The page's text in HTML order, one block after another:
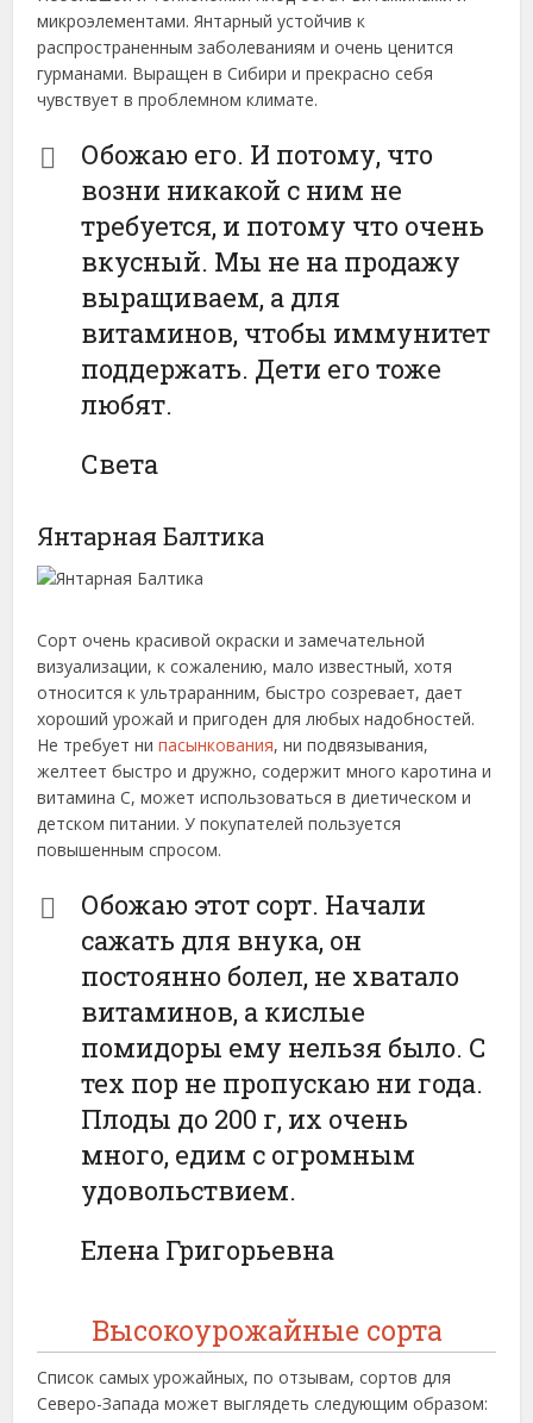
микроэлементами. Янтарный устойчив к
распространенным заболеваниям и очень ценится
гурманами. Выращен в Сибири и прекрасно себя
чувствует в проблемном климате.
Обожаю его. И потому, что
возни никакой с ним не
требуется, и потому что очень
вкусный. Мы не на продажу
выращиваем, а для
витаминов, чтобы иммунитет
поддержать. Дети его тоже
любят.
Света
Янтарная Балтика
Сорт очень красивой окраски и замечательной
визуализации, к сожалению, мало известный, хотя
относится к ультраранним, быстро созревает, дает
хороший урожай и пригоден для любых надобностей.
Не требует нипасынкования, ни подвязывания,
желтеет быстро и дружно, содержит много каротина и
витамина С, может использоваться в диетическом и
детском питании. У покупателей пользуется
повышенным спросом.
Обожаю этот сорт. Начали
сажать для внука, он
постоянно болел, не хватало
витаминов, а кислые
помидоры ему нельзя было. С
тех пор не пропускаю ни года.
Плоды до 200 г, их очень
много, едим с огромным
удовольствием.
Елена Григорьевна
Высокоурожайные сорта
Список самых урожайных, по отзывам, сортов для
Северо-Запада может выглядеть следующим образом: